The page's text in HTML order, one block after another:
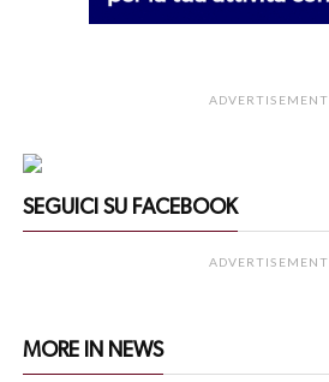
ADVERTISEMENT
SEGUICI SU FACEBOOK
ADVERTISEMENT
MORE IN NEWS